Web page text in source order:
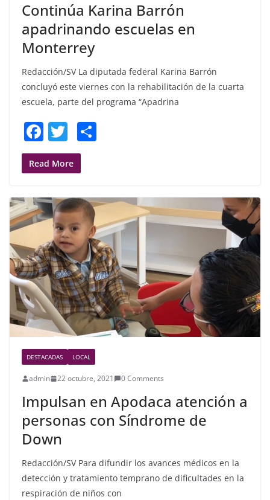
Continúa Karina Barrón
apadrinando escuelas en
Monterrey
Redacción/SV La diputada federal Karina Barrón
concluyó este viernes con la rehabilitación de la cuarta
escuela, parte del programa “Apadrina
F
a
c
b
o
o
k
T
w
itt
Read More
DESTACADAS LOCAL
admin 22 octubre, 2021 0 Comments
Impulsan en Apodaca atención a
personas con Síndrome de
Down
Redacción/SV Para difundir los avances médicos en la
detección y tratamiento temprano de dificultades en la
respiración de niños con